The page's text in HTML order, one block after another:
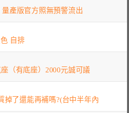
量產版官方照無預警流出
自排
（有底座）2000元誠可議
掉了還能再補嗎?(台中半年內